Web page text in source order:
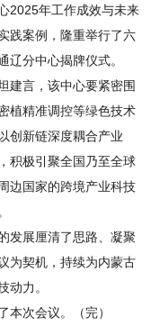
研
合
交
2025年工作成效与未来
践案例，隆重举行了六
辽分中心揭牌仪式。
建言，该中心要紧密围
植精准调控等绿色技术
创新链深度耦合产业
积极引聚全国乃至全球
边国家的跨境产业科技
发展厘清了思路、凝聚
为契机，持续为内蒙古
动力。
本次会议。（完）